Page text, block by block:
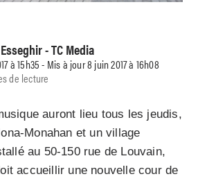
- TC Media
à 15h35 - Mis à jour 8 juin 2017 à 16h08
de lecture
auront lieu tous les jeudis,
Monahan et un village
au 50-150 rue de Louvain,
accueillir une nouvelle cour de